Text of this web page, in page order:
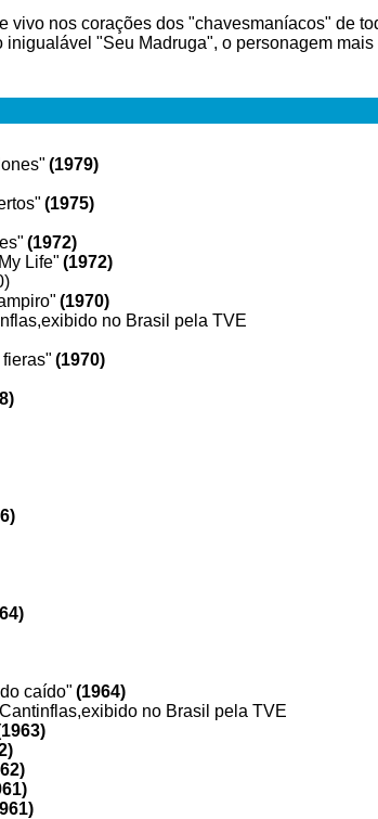
vivo nos corações dos "chavesmaníacos" de
"Seu Madruga", o personagem
(1979)
(1975)
(1972)
Life" (1972)
(1970)
no Brasil pela TVE
(1970)
caído" (1964)
no Brasil pela TVE